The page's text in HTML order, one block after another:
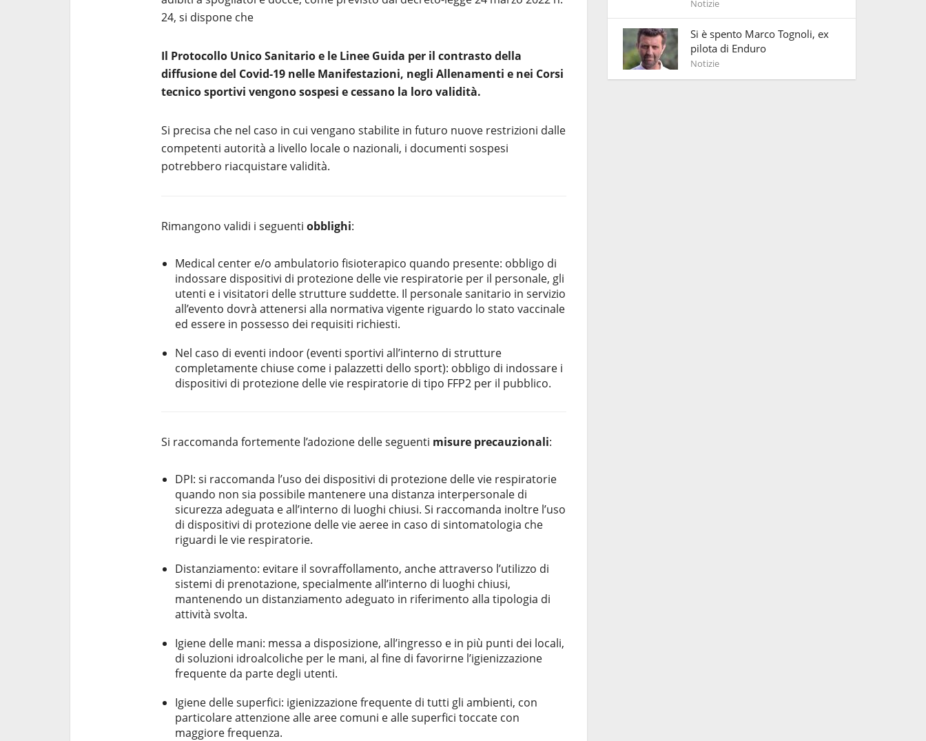
24, si dispone che
Il Protocollo Unico Sanitario e le Linee Guida per il contrasto della
diffusione del Covid-19 nelle Manifestazioni, negli Allenamenti e nei Corsi
tecnico sportivi vengono sospesi e cessano la loro validità.
Si precisa che nel caso in cui vengano stabilite in futuro nuove restrizioni dalle
competenti autorità a livello locale o nazionali, i documenti sospesi
potrebbero riacquistare validità.
Rimangono validi i seguenti obblighi:
Medical center e/o ambulatorio fisioterapico quando presente: obbligo di
indossare dispositivi di protezione delle vie respiratorie per il personale, gli
utenti e i visitatori delle strutture suddette. Il personale sanitario in servizio
all’evento dovrà attenersi alla normativa vigente riguardo lo stato vaccinale
ed essere in possesso dei requisiti richiesti.
Nel caso di eventi indoor (eventi sportivi all’interno di strutture
completamente chiuse come i palazzetti dello sport): obbligo di indossare i
dispositivi di protezione delle vie respiratorie di tipo FFP2 per il pubblico.
Si raccomanda fortemente l’adozione delle seguenti misure precauzionali:
DPI: si raccomanda l’uso dei dispositivi di protezione delle vie respiratorie
quando non sia possibile mantenere una distanza interpersonale di
sicurezza adeguata e all’interno di luoghi chiusi. Si raccomanda inoltre l’uso
di dispositivi di protezione delle vie aeree in caso di sintomatologia che
riguardi le vie respiratorie.
Distanziamento: evitare il sovraffollamento, anche attraverso l’utilizzo di
sistemi di prenotazione, specialmente all’interno di luoghi chiusi,
mantenendo un distanziamento adeguato in riferimento alla tipologia di
attività svolta.
Igiene delle mani: messa a disposizione, all’ingresso e in più punti dei locali,
di soluzioni idroalcoliche per le mani, al fine di favorirne l’igienizzazione
frequente da parte degli utenti.
Igiene delle superfici: igienizzazione frequente di tutti gli ambienti, con
particolare attenzione alle aree comuni e alle superfici toccate con
maggiore frequenza.
Notizie
Si è spento Marco Tognoli, ex
pilota di Enduro
Notizie